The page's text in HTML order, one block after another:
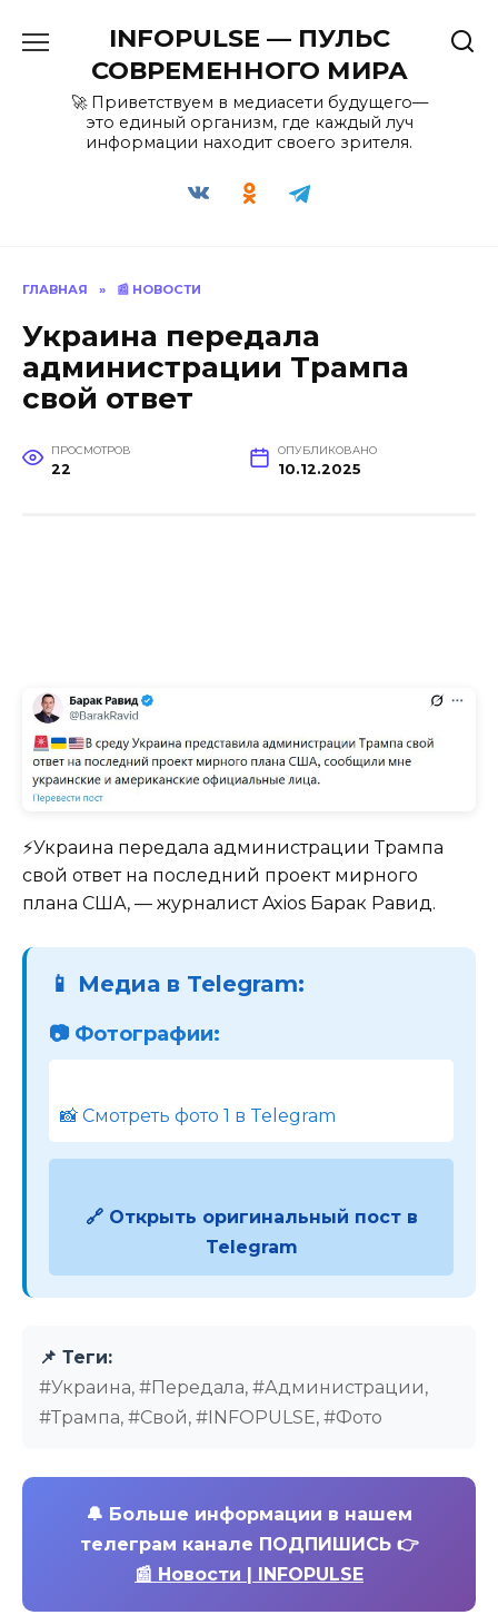
содержанию
INFOPULSE — ПУЛЬС
СОВРЕМЕННОГО МИРА
🚀 Приветствуем в медиасети будущего—
это единый организм, где каждый луч
информации находит своего зрителя.
ГЛАВНАЯ » 📰 НОВОСТИ
Украина передала
администрации Трампа
свой ответ
ПРОСМОТРОВ
22
ОПУБЛИКОВАНО
10.12.2025
⚡️Украина передала администрации Трампа
свой ответ на последний проект мирного
плана США, — журналист Axios Барак Равид.
📱 Медиа в Telegram:
📷 Фотографии:
📸 Смотреть фото 1 в Telegram
🔗 Открыть оригинальный пост в
Telegram
📌 Теги:
#Украина, #Передала, #Администрации,
#Трампа, #Свой, #INFOPULSE, #Фото
🔔 Больше информации в нашем
телеграм канале ПОДПИШИСЬ 👉
📰 Новости | INFOPULSE